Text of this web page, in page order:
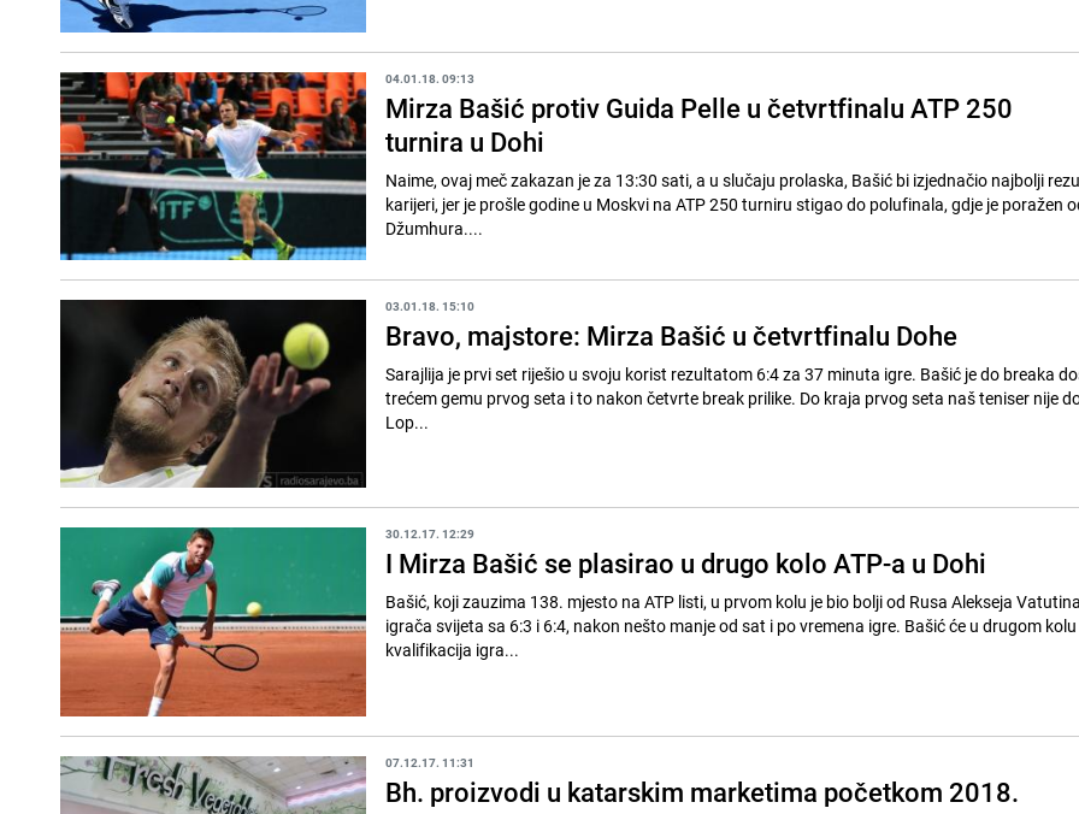
04.01.18. 09:13
Mirza Bašić protiv Guida Pelle u četvrtfinalu ATP 250
turnira u Dohi
Naime, ovaj meč zakazan je za 13:30 sati, a u slučaju prolaska, Bašić bi izjednačio najbolji
karijeri, jer je prošle godine u Moskvi na ATP 250 turniru stigao do polufinala, gdje je poražen
Džumhura....
03.01.18. 15:10
Bravo, majstore: Mirza Bašić u četvrtfinalu Dohe
Sarajlija je prvi set riješio u svoju korist rezultatom 6:4 za 37 minuta igre. Bašić je do breaka
trećem gemu prvog seta i to nakon četvrte break prilike. Do kraja prvog seta naš teniser nije
Lop...
30.12.17. 12:29
I Mirza Bašić se plasirao u drugo kolo ATP-a u Dohi
Bašić, koji zauzima 138. mjesto na ATP listi, u prvom kolu je bio bolji od Rusa Alekseja
igrača svijeta sa 6:3 i 6:4, nakon nešto manje od sat i po vremena igre. Bašić će u drugom kolu
kvalifikacija igra...
07.12.17. 11:31
Bh. proizvodi u katarskim marketima početkom 2018.